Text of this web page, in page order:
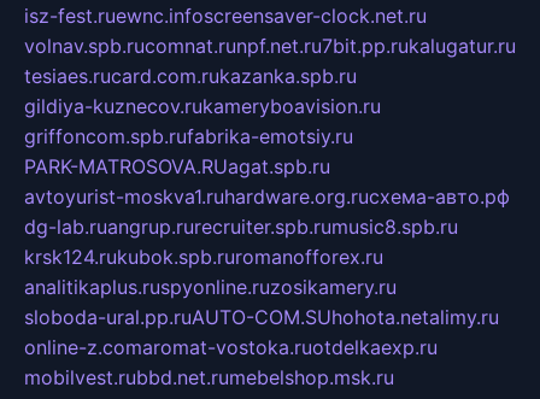
isz-fest.ruewnc.infoscreensaver-clock.net.ru
volnav.spb.rucomnat.runpf.net.ru7bit.pp.rukalugatur.ru
tesiaes.rucard.com.rukazanka.spb.ru
gildiya-kuznecov.rukameryboavision.ru
griffoncom.spb.rufabrika-emotsiy.ru
PARK-MATROSOVA.RUagat.spb.ru
avtoyurist-moskva1.ruhardware.org.ruсхема-авто.рф
dg-lab.ruangrup.rurecruiter.spb.rumusic8.spb.ru
krsk124.rukubok.spb.ruromanofforex.ru
analitikaplus.ruspyonline.ruzosikamery.ru
sloboda-ural.pp.ruAUTO-COM.SUhohota.netalimy.ru
online-z.comaromat-vostoka.ruotdelkaexp.ru
mobilvest.rubbd.net.rumebelshop.msk.ru